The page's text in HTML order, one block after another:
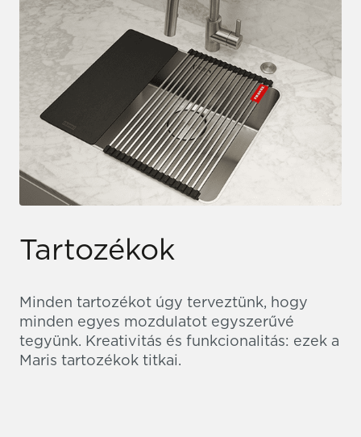
Tartozékok
Minden tartozékot úgy terveztünk, hogy
minden egyes mozdulatot egyszerűvé
tegyünk. Kreativitás és funkcionalitás: ezek a
Maris tartozékok titkai.